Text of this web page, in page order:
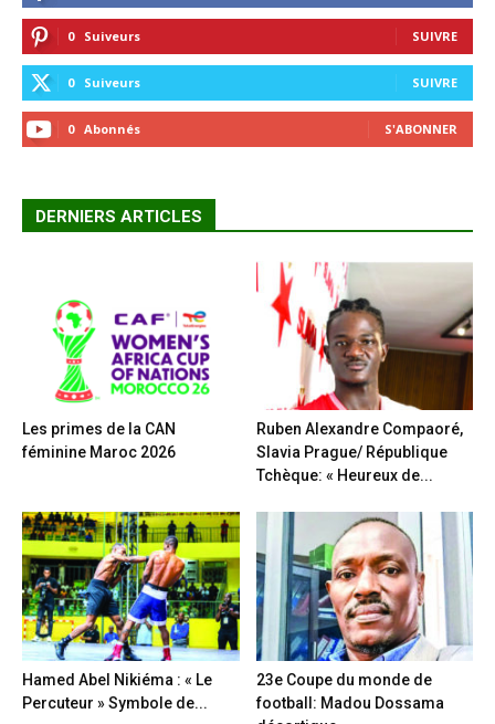
0 Suiveurs SUIVRE
0 Suiveurs SUIVRE
0 Abonnés S'ABONNER
DERNIERS ARTICLES
Les primes de la CAN
féminine Maroc 2026
Ruben Alexandre Compaoré,
Slavia Prague/ République
Tchèque: « Heureux de...
Hamed Abel Nikiéma : « Le
Percuteur » Symbole de...
23e Coupe du monde de
football: Madou Dossama